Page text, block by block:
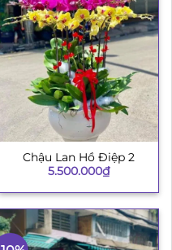
Chậu Lan Hồ Điệp 2
5.500.000₫